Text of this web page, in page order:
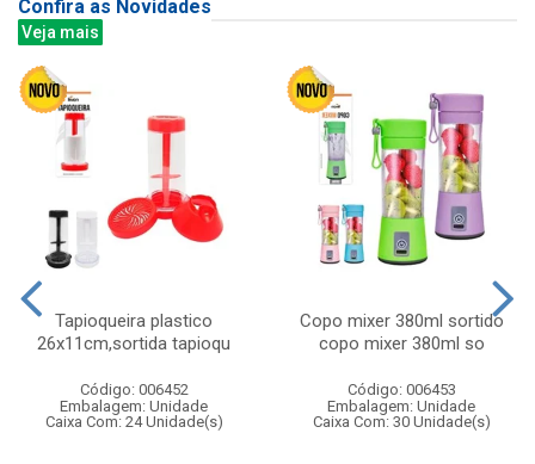
Confira as Novidades
Veja mais
Tapioqueira plastico
26x11cm,sortida tapioqu
Código: 006452
Embalagem: Unidade
Caixa Com: 24 Unidade(s)
Copo mixer 380ml sortido
copo mixer 380ml so
Código: 006453
Embalagem: Unidade
Caixa Com: 30 Unidade(s)